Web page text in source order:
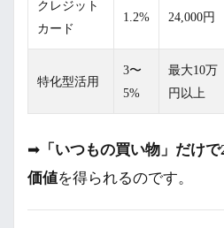
クレジット
カード
1.2% 24,000円
特化型活用
3〜
5%
最大10万
円以上
➡ 「いつもの買い物」だけ
価値を得られるのです。